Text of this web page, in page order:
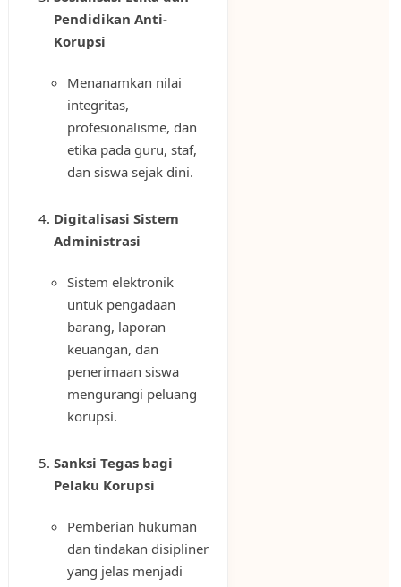
Pendidikan Anti-
Korupsi
Menanamkan nilai
integritas,
profesionalisme, dan
etika pada guru, staf,
dan siswa sejak dini.
Digitalisasi Sistem
Administrasi
Sistem elektronik
untuk pengadaan
barang, laporan
keuangan, dan
penerimaan siswa
mengurangi peluang
korupsi.
Sanksi Tegas bagi
Pelaku Korupsi
Pemberian hukuman
dan tindakan disipliner
yang jelas menjadi